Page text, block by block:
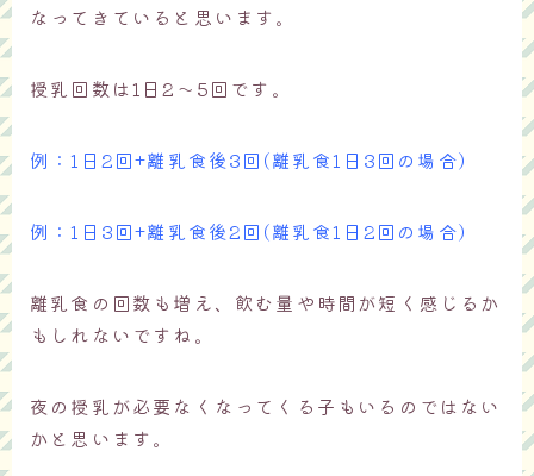
なってきていると思います。
授乳回数は1日2～5回です。
例：1日2回+離乳食後3回(離乳食1日3回の場合)
例：1日3回+離乳食後2回(離乳食1日2回の場合)
離乳食の回数も増え、飲む量や時間が短く感じるか
もしれないですね。
夜の授乳が必要なくなってくる子もいるのではない
かと思います。